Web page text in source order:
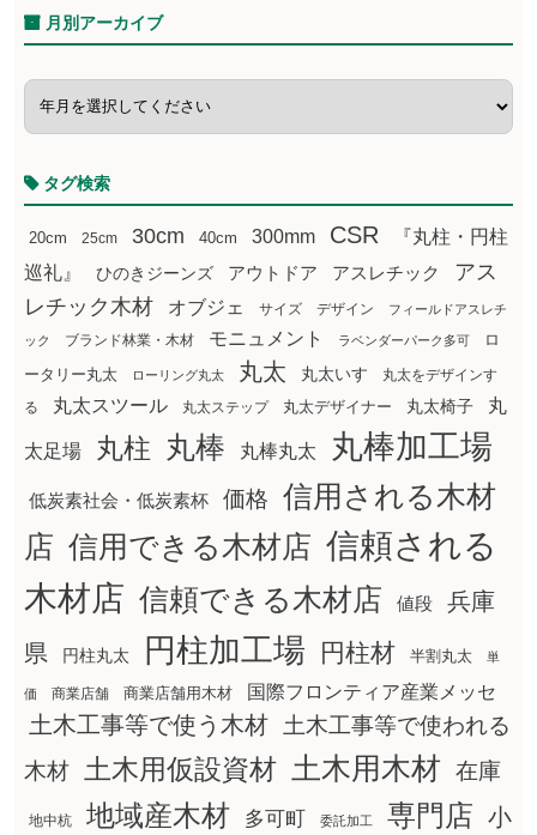
月別アーカイブ
タグ検索
20cm 25cm 30cm 40cm 300mm CSR
『丸柱・円柱
巡礼』
ひのきジーンズ アウトドア アスレチック
アス
レチック木材
オブジェ サイズ デザイン フィールドアスレチ
ック ブランド林業・木材 モニュメント ラベンダーパーク多可
ロ
ータリー丸太
ローリング丸太 丸太 丸太いす
丸太をデザインす
る
丸太スツール 丸太ステップ 丸太デザイナー 丸太椅子 丸
太足場 丸柱 丸棒 丸棒丸太 丸棒加工場
低炭素社会・低炭素杯 価格
信用される木材
店 信用できる木材店 信頼される
木材店 信頼できる木材店 値段
兵庫
県
円柱丸太 円柱加工場 円柱材 半割丸太 単
価 商業店舗 商業店舗用木材 国際フロンティア産業メッセ
土木工事等で使う木材
土木工事等で使われる
木材
土木用仮設資材 土木用木材 在庫
地中杭 地域産木材 多可町 委託加工 専門店 小